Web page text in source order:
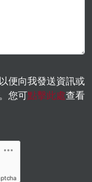
便向我發送資訊或
您可點擊此處查看